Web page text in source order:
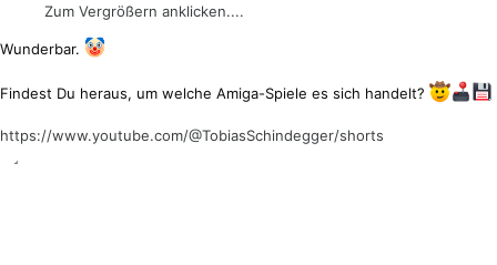
Zum Vergrößern anklicken....
Wunderbar.
Findest Du heraus, um welche Amiga-Spiele es sich handelt?
https://www.youtube.com/@TobiasSchindegger/shorts